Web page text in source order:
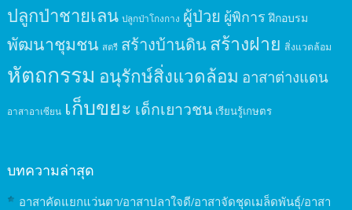
ปลูกป่าชายเลน ปลูกป่าโกงกาง ผู้ป่วย ผู้พิการ ฝึกอบรม
พัฒนาชุมชน สตรี สร้างบ้านดินสร้างฝาย สิ่งแวดล้อม
หัตถกรรม อนุรักษ์สิ่งแวดล้อม อาสาต่างแดน
อาสาอาเซียน เก็บขยะ เด็กเยาวชน เรียนรู้เกษตร
บทความล่าสุด
อาสาคัดแยกแว่นตา/อาสาปลาใจดี/อาสาจัดชุดเมล็ดพันธุ์/อาสา